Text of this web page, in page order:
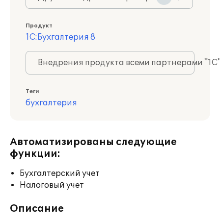
Продукт
1С:Бухгалтерия 8
Внедрения продукта всеми партнерами
Теги
бухгалтерия
Автоматизированы следующие
функции:
Бухгалтерский учет
Налоговый учет
Описание